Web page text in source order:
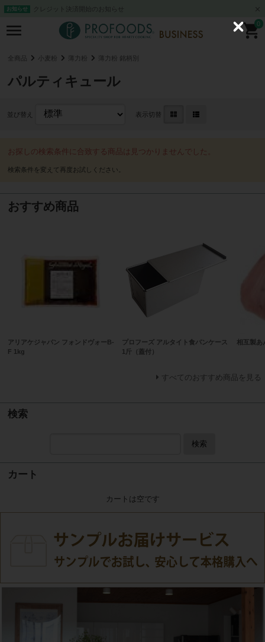
お知らせ クレジット決済開始のお知らせ
0
全商品 小麦粉 薄力粉 薄力粉 銘柄別
パルティキュール
並び替え 表示切替
お探しの検索条件に合致する商品は見つかりませんでした。
おすすめ商品
アリアケジャパン フォンドヴォーB-
F 1kg
プロフーズ アルタイト食パンケース
1斤（蓋付）
相互製あ
すべてのおすすめ商品を見る
検索
検索
カート
カートは空です
C